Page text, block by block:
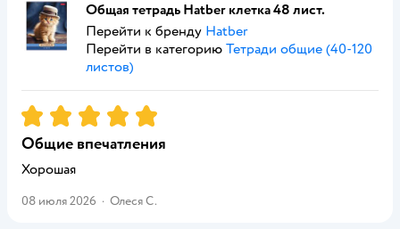
Общая тетрадь Hatber клетка 48 лист.
Перейти к бренду Hatber
Перейти в категорию Тетради общие (40-120
листов)
Рейтинг:5
Общие впечатления
Хорошая
08 июля 2026 · Олеся С.